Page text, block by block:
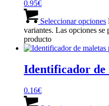
0.95€
Seleccionar opciones
variantes. Las opciones se
producto
Identificador de
0.16€